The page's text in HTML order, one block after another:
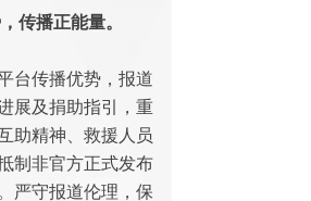
传播正能量。
台传播优势，报道
展及捐助指引，重
助精神、救援人员
制非官方正式发布
严守报道伦理，保